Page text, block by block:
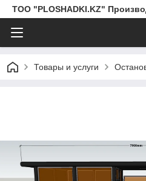
ТОО "PLOSHADKI.KZ"
Товары и услуги